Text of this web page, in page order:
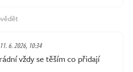
6. 2026, 10:34
vždy se těším co přidají